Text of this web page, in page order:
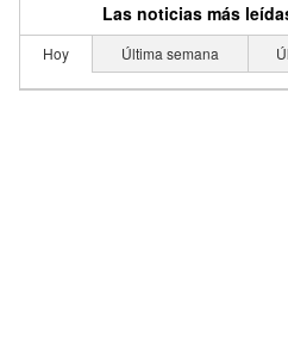
Las noticias más
Hoy Última semana